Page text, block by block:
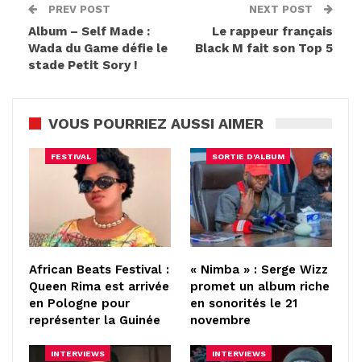
PREV POST
Album – Self Made :
Wada du Game défie le
stade Petit Sory !
NEXT POST
Le rappeur français
Black M fait son Top 5
VOUS POURRIEZ AUSSI AIMER
FESTIVAL
African Beats Festival :
Queen Rima est arrivée
en Pologne pour
représenter la Guinée
SORTIE D'ALBUM
« Nimba » : Serge Wizz
promet un album riche
en sonorités le 21
novembre
INTERVIEWS INTERVIEWS